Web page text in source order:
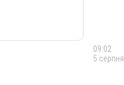
09:02
5 серпня